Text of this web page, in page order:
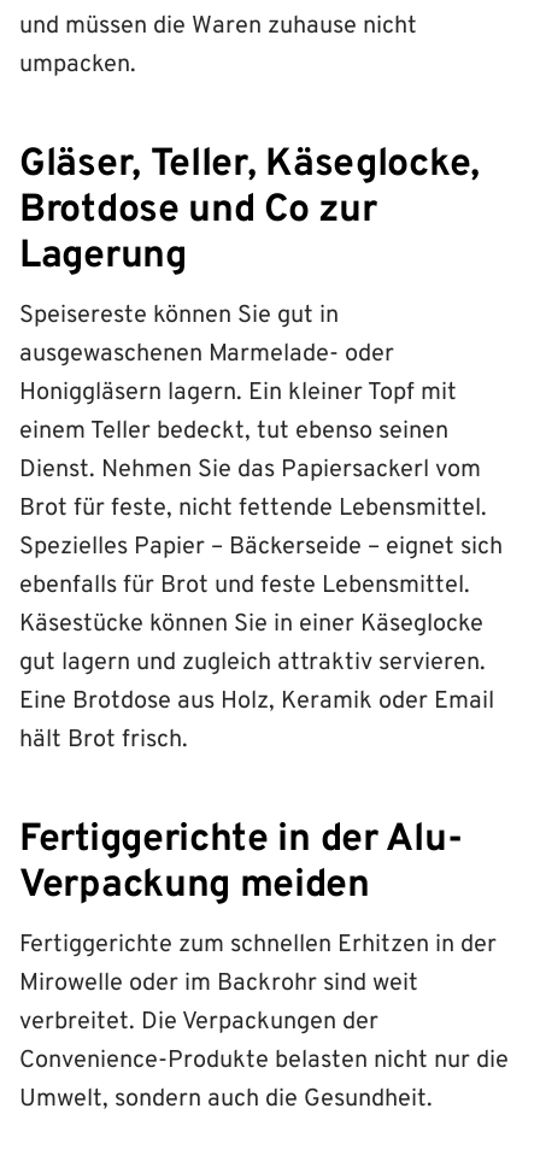
und müssen die Waren zuhause nicht
umpacken.
Gläser, Teller, Käseglocke,
Brotdose und Co zur
Lagerung
Speisereste können Sie gut in
ausgewaschenen Marmelade- oder
Honiggläsern lagern. Ein kleiner Topf mit
einem Teller bedeckt, tut ebenso seinen
Dienst. Nehmen Sie das Papiersackerl vom
Brot für feste, nicht fettende Lebensmittel.
Spezielles Papier – Bäckerseide – eignet sich
ebenfalls für Brot und feste Lebensmittel.
Käsestücke können Sie in einer Käseglocke
gut lagern und zugleich attraktiv servieren.
Eine Brotdose aus Holz, Keramik oder Email
hält Brot frisch.
Fertiggerichte in der Alu-
Verpackung meiden
Fertiggerichte zum schnellen Erhitzen in der
Mirowelle oder im Backrohr sind weit
verbreitet. Die Verpackungen der
Convenience-Produkte belasten nicht nur die
Umwelt, sondern auch die Gesundheit.